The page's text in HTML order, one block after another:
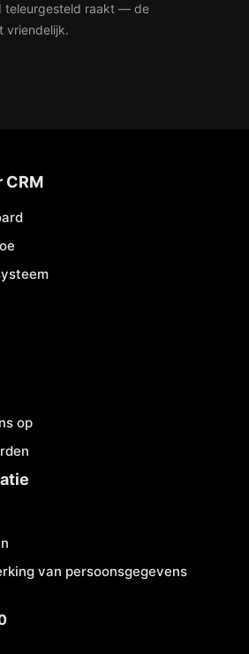
teleurgesteld raakt — de
vriendelijk.
CRM
op
van persoonsgegevens